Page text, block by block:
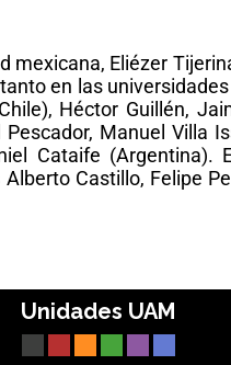
Eliézer
en las
Héctor Guillén,
Manuel Villa
Cataife (Argentina).
Castillo, Felipe
Unidades UAM